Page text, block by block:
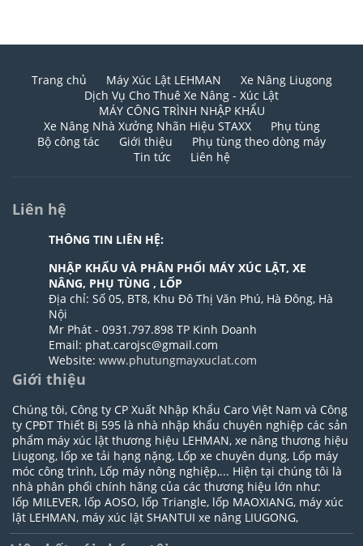
Trang chủ Máy Xúc Lật LEHMAN
Xe Nâng Liugong
Dịch Vụ Cho Thuê Xe Nâng - Xúc Lật
MÁY CÔNG TRÌNH NHẬP KHẨU
Xe Nâng Nhà Xưởng Nhãn Hiệu STAXX
Phụ tùng
Bộ công tác
Giới thiệu
Phụ tùng theo dòng máy
Tin tức
Liên hệ
Liên hệ
THÔNG TIN LIÊN HỆ:
NHẬP KHẨU VÀ PHÂN PHỐI MÁY XÚC LẬT, XE
NÂNG, PHỤ TÙNG , LỐP
Địa chỉ: Số 05, BT8, Khu Đô Thị Văn Phú, Hà Đông, Hà
Nội
Mr Phát - 0931.797.898 TP Kinh Doanh
Email: phat.carojsc@gmail.com
Website: www.phutungmayxuclat.com
Giới thiệu
Chúng tôi, Công ty CP Xuất Nhập Khẩu Caro Việt Nam và Công
ty CPĐT Thiết Bị 595 là nhà nhập khẩu chuyên nghiệp các sản
phẩm máy xúc lật thương hiệu LEHMAN, xe nâng thương hiệu
Liugong, lốp xe tải hạng nặng, Lốp xe chuyên dụng, Lốp máy
móc công trình, Lốp máy nông nghiệp,... Hiện tại chúng tôi là
nhà phân phối chính hãng của các thương hiệu lớn như:
lốp MILEVER, lốp AOSO, lốp Triangle, lốp MAOXIANG, máy xúc
lật LEHMAN, máy xúc lật SHANTUI xe nâng LIUGONG,